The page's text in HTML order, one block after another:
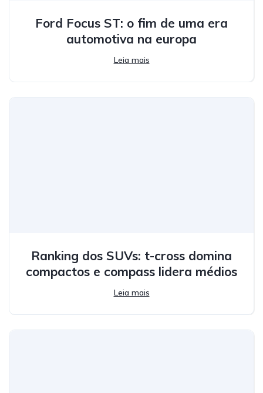
Ford Focus ST: o fim de uma era
automotiva na europa
Leia mais
Ranking dos SUVs: t-cross domina
compactos e compass lidera médios
Leia mais